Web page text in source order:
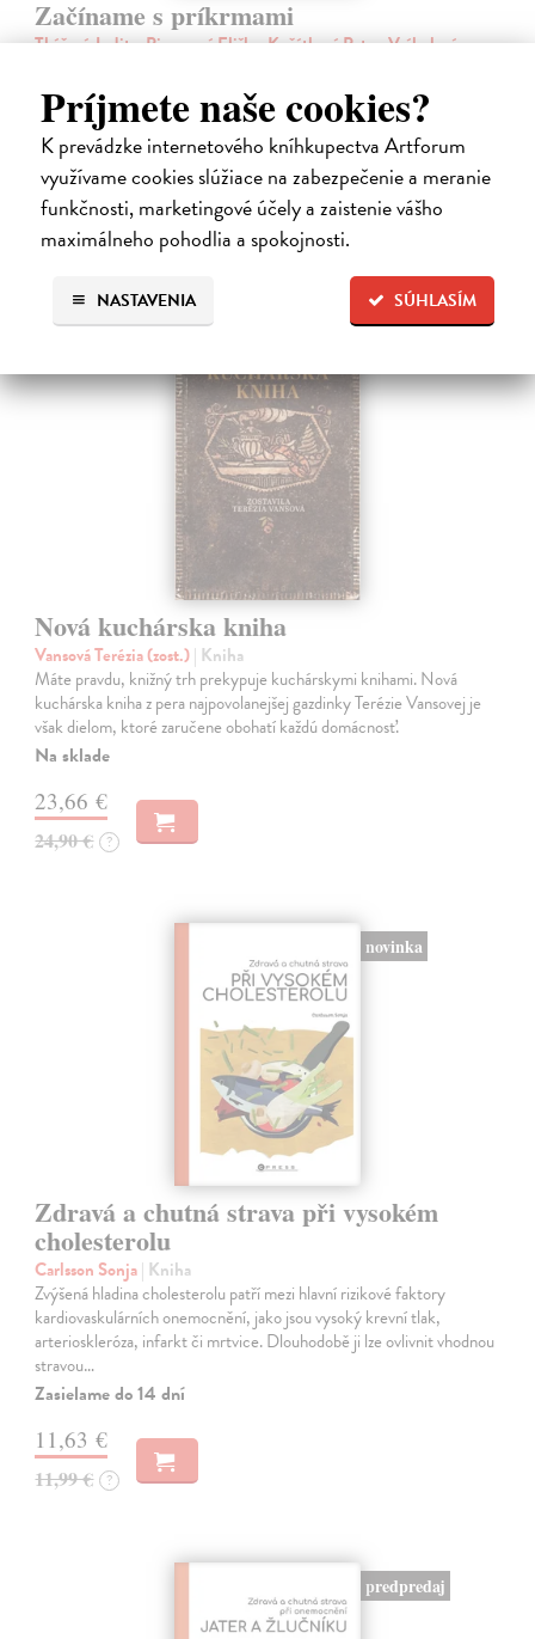
Príjmete naše cookies?
K prevádzke internetového kníhkupectva Artforum
využívame cookies slúžiace na zabezpečenie a meranie
funkčnosti, marketingové účely a zaistenie vášho
maximálneho pohodlia a spokojnosti.
SÚHLASÍM
NASTAVENIA
Začíname s príkrmami
Tkáčová Judita, Pivrncová Eliška, Kuřátková Petra, Vrábelová
Prvé jedlo dieťatka je preň tým najdôležitejším míľnikom. A pre
rodičov zas veľkým orieškom.
Čaká sa dotlač, vychádza 11.9.2026, zasielame do 12 dní od
dotlače
16,48 €
16,99 €
Nová kuchárska kniha
Vansová Terézia (zost.)| Kniha
Máte pravdu, knižný trh prekypuje kuchárskymi knihami. Nová
kuchárska kniha z pera najpovolanejšej gazdinky Terézie Vansovej je
však dielom, ktoré zaručene obohatí každú domácnosť.
Na sklade
23,66 €
24,90 € ?
novinka
Zdravá a chutná strava při vysokém
cholesterolu
Carlsson Sonja| Kniha
Zvýšená hladina cholesterolu patří mezi hlavní rizikové faktory
kardiovaskulárních onemocnění, jako jsou vysoký krevní tlak,
arterioskleróza, infarkt či mrtvice. Dlouhodobě ji lze ovlivnit vhodnou
stravou…
Zasielame do 14 dní
11,63 €
11,99 € ?
predpredaj